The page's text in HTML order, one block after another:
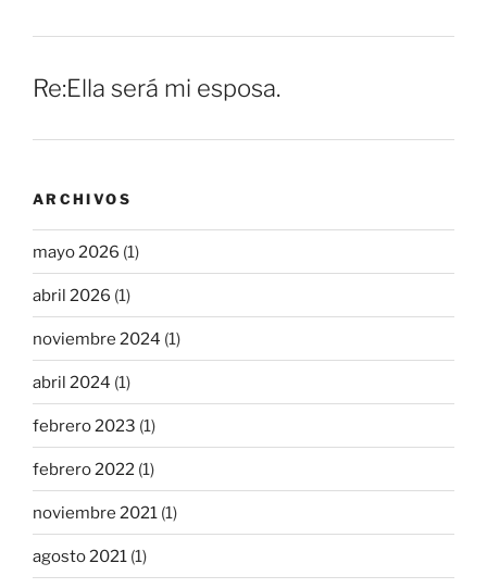
Re:Ella será mi esposa.
ARCHIVOS
mayo 2026 (1)
abril 2026 (1)
noviembre 2024 (1)
abril 2024 (1)
febrero 2023 (1)
febrero 2022 (1)
noviembre 2021 (1)
agosto 2021 (1)